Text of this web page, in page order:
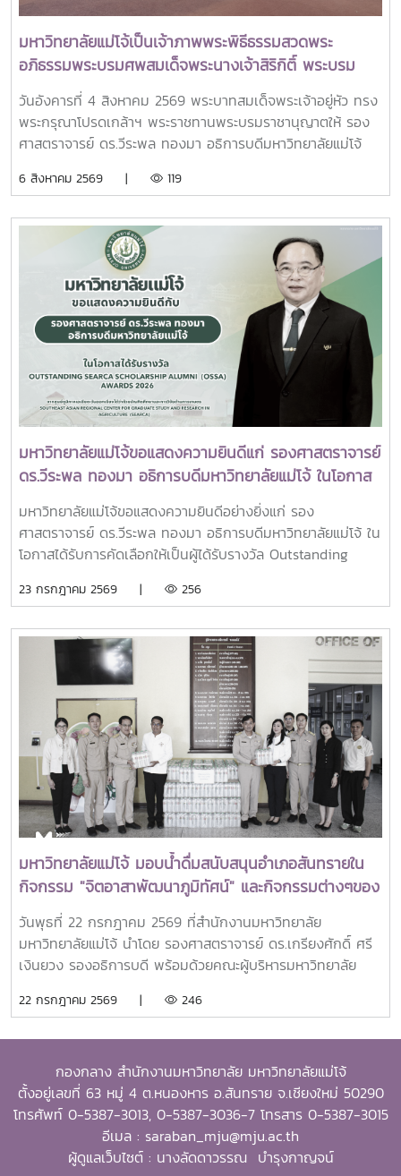
Professor Yang Bin , Vice Chancellor, Tsinghua
University Council Professor Tan Eng Chye อธิการบดี
มหาวิทยาลัยแห่งชาติสิงคโปร์ Professor Yang Bin รองประธาน
สภามหาวิทยาลัยชิงหวา ตลอดจนประธานที่ประชุมอธิการบดี ทั้ง
4 แห่ง ได้แก่ ที่ประชุมอธิการบดีแห่งประเทศไทย (ทปอ.) ที่ประชุม
อธิการบดีมหาวิทยาลัยราชภัฏ (ทปอ.มรภ.) ที่ประชุมอธิการบดี
มหาวิทยาลัยเทคโนโลยีราชมงคล (ทปอ.มทร.) สมาคมสถาบัน
แลกเปลี่ยนประสบการณ์ด้าน Reinventing University ผ่าน
ผู้นำเครือข่ายอุดมศึกษา การนำเสนอกรณีศึกษาการประยุกต์ใช้
AI และนวัตกรรมจากภาคเอกชน รวมถึงกิจกรรม Forum-to-
Action เพื่อร่วมกำหนดข้อเสนอเชิงนโยบายและแผนปฏิบัติการใน
การขับเคลื่อนมหาวิทยาลัยไทยในอนาคตการเข้าร่วมประชุมในครั้ง
นี้มหาวิทยาลัยแม่โจ้ติดตามทิศทางการเปลี่ยนแปลงของการ
อุดมศึกษาไทย พร้อมแลกเปลี่ยนองค์ความรู้และสร้างความร่วม
มือกับเครือข่ายสถาบันอุดมศึกษาทั่วประเทศ เพื่อร่วมกันพัฒนา
มหาวิทยาลัยไทยให้ก้าวทันการเปลี่ยนแปลงของโลกยุคดิจิทัล และ
ยกระดับศักยภาพด้านการศึกษา วิจัย และนวัตกรรมอย่างยั่งยืน
มหาวิทยาลัยแม่โจ้เป็นเจ้าภาพพระพิธีธรรมสวดพระ
อภิธรรมพระบรมศพสมเด็จพระนางเจ้าสิริกิติ์ พระบรม
ราชินีนาถ พระบรมราชชนนีพันปีหลวง พร้อมเข้ากราบ
ถวายบังคมพระศพ สมเด็จพระเจ้าลูกเธอ เจ้าฟ้าพัชรกิติยา
ภา นเรนทิราเทพยวดี กรมหลวงราชสาริณีสิริพัชร มหา
วันอังคารที่ 4 สิงหาคม 2569 พระบาทสมเด็จพระเจ้าอยู่หัว ทรง
พระกรุณาโปรดเกล้าฯ พระราชทานพระบรมราชานุญาตให้ รอง
ศาสตราจารย์ ดร.วีระพล ทองมา อธิการบดีมหาวิทยาลัยแม่โจ้
บุคลากร รวมจำนวน 25 คน เป็นเจ้าภาพพระพิธีธรรมสวดพระ
พระบรมราชชนนีพันปีหลวง ณ พระที่นั่งดุสิตมหาปราสาท
พระบรมมหาราชวัง และเข้ากราบถวายบังคมพระศพสมเด็จ
พระเจ้าลูกเธอ เจ้าฟ้าพัชรกิติยาภา นเรนทิราเทพยวดี กรมหลวง
ราชสาริณีสิริพัชร มหาวัชรราชธิดา ณ พระที่นั่งพิมานรัตยา
พระบรมมหาราชวังการเข้าร่วมพิธีในครั้งนี้ นับเป็นพระ
มหากรุณาธิคุณล้นเกล้าล้นกระหม่อมแก่คณะผู้บริหาร
มหาวิทยาลัย สมาคมศิษย์เก่า และบุคลากร มหาวิทยาลัยแม่โจ้ที่ได้
ร่วมแสดงความจงรักภักดี ถวายความอาลัยและน้อมรำลึกในพระ
มหากรุณาธิคุณอย่างหาที่สุดมิได้
6 สิงหาคม 2569 | 119
มหาวิทยาลัยแม่โจ้ขอแสดงความยินดีแก่ รองศาสตราจารย์
ดร.วีระพล ทองมา อธิการบดีมหาวิทยาลัยแม่โจ้ ในโอกาส
ได้รับรางวัล Outstanding SEARCA Scholarship
Alumni (OSSA) Awards 2026
มหาวิทยาลัยแม่โจ้ขอแสดงความยินดีอย่างยิ่งแก่ รอง
ศาสตราจารย์ ดร.วีระพล ทองมา อธิการบดีมหาวิทยาลัยแม่โจ้ ใน
โอกาสได้รับการคัดเลือกให้เป็นผู้ได้รับรางวัล Outstanding
ศูนย์ภูมิภาคเอเชียตะวันออกเฉียงใต้ว่าด้วยบัณฑิตศึกษาและการ
for Graduate Study and Research in Agriculture
(SEARCA) นับเป็นรางวัลเกียรติยศระดับภูมิภาคที่มอบแก่ศิษย์
เก่าทุน SEARCA ผู้มีความสำเร็จโดดเด่นทางวิชาชีพ มีภาวะผู้นำ
และสร้างคุณูปการสำคัญต่อการพัฒนาการเกษตร ชนบท ชุมชน
และสังคมอย่างยั่งยืนรางวัล Outstanding SEARCA
Scholarship Alumni (OSSA) จัดตั้งขึ้นเพื่อเชิดชูเกียรติศิษย์
เก่าผู้ได้รับทุนการศึกษาระดับบัณฑิตศึกษาจาก SEARCA ซึ่งได้
นำองค์ความรู้ ประสบการณ์ และศักยภาพที่ได้รับจากการศึกษา
ไปสร้างคุณประโยชน์ต่อองค์กร ชุมชน ประเทศ และภูมิภาคเอเชีย
ตะวันออกเฉียงใต้ ตลอดจนเป็นแบบอย่างที่สะท้อนค่านิยมและ
ปรัชญาของ SEARCA ผ่านความสำเร็จในวิชาชีพ การบริการ
สาธารณะ และการอุทิศตนเพื่อส่วนรวมในปี 2026 การพิจารณา
รางวัลครอบคลุมผลงานสำคัญ 4 ด้าน ได้แก่ การสอน
(Teaching) การวิจัย (Research) การบริการสาธารณะและการ
พัฒนาชุมชน (Public Service and Community
Development) และธุรกิจการเกษตรและการเป็นผู้ประกอบการ
กับผลงานที่สามารถสร้างผลกระทบอย่างเป็นรูปธรรมต่อการ
จัดขึ้นในวาระเฉลิมฉลอง ครบรอบ 60 ปีของ SEARCA ซึ่งเป็น
องค์กรระดับภูมิภาคภายใต้ the Southeast Asian Ministers
of Education (SEAMEO) และมีบทบาทสำคัญในการพัฒนา
ศักยภาพบุคลากร ส่งเสริมการศึกษาและการวิจัย ตลอดจนสร้าง
เครือข่ายความร่วมมือเพื่อการพัฒนาการเกษตรและชนบทใน
23 กรกฎาคม 2569 | 256
มหาวิทยาลัยแม่โจ้ มอบน้ำดื่มสนับสนุนอำเภอสันทรายใน
กิจกรรม "จิตอาสาพัฒนาภูมิทัศน์" และกิจกรรมต่างๆของ
อำเภอสันทราย
วันพุธที่ 22 กรกฎาคม 2569 ที่สำนักงานมหาวิทยาลัย
มหาวิทยาลัยแม่โจ้ นำโดย รองศาสตราจารย์ ดร.เกรียงศักดิ์ ศรี
เงินยวง รองอธิการบดี พร้อมด้วยคณะผู้บริหารมหาวิทยาลัย
จำนวน 100 แพ็ค เพื่อใช้ในกิจกรรม “จิตอาสาพัฒนาภูมิทัศน์
พระเจ้าอยู่หัว เนื่องในโอกาสวันเฉลิมพระชนมพรรษา 28
กรกฎาคม 2569 พร้อมทั้งสนับสนุนโครงการ “ชาวเชียงใหม่ปลูก
ป่า รักษ์โลก เพิ่มพื้นที่สีเขียวสู่ชุมชน” แก่ผู้เข้าร่วมกิจกรรมและ
ประชาชนที่มาใช้บริการ
22 กรกฎาคม 2569 | 246
กองกลาง สำนักงานมหาวิทยาลัย มหาวิทยาลัยแม่โจ้
ตั้งอยู่เลขที่ 63 หมู่ 4 ต.หนองหาร อ.สันทราย จ.เชียงใหม่ 50290
โทรศัพท์ 0-5387-3013, 0-5387-3036-7 โทรสาร 0-5387-3015
อีเมล : saraban_mju@mju.ac.th
ผู้ดูแลเว็บไซต์ : นางลัดดาวรรณ บำรุงกาญจน์